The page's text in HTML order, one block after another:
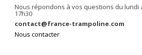
Nous répondons à vos questions du lundi
17h30
contact@france-trampoline.com
Nous contacter